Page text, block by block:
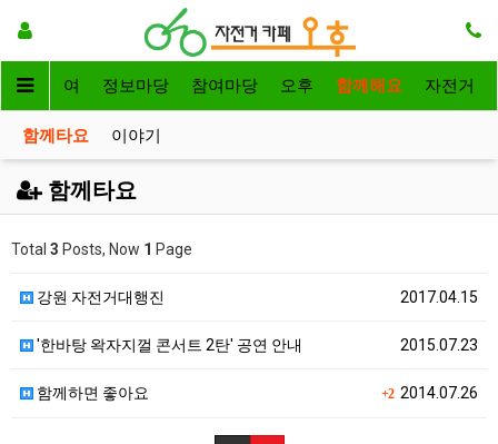
전거대여 정보마당 참여마당 오후 함께해요 자전거
함께타요 이야기
함께타요
Total 3 Posts, Now 1 Page
2017.04.15
강원 자전거대행진
2015.07.23
'한바탕 왁자지껄 콘서트 2탄' 공연 안내
+22014.07.26
함께하면 좋아요